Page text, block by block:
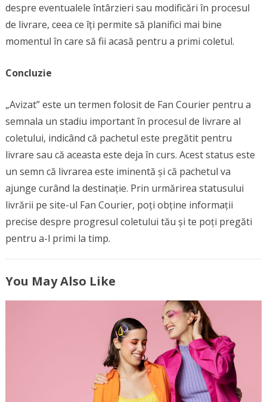
despre eventualele întârzieri sau modificări în procesul
de livrare, ceea ce îți permite să planifici mai bine
momentul în care să fii acasă pentru a primi coletul.
Concluzie
„Avizat” este un termen folosit de Fan Courier pentru a
semnala un stadiu important în procesul de livrare al
coletului, indicând că pachetul este pregătit pentru
livrare sau că aceasta este deja în curs. Acest status este
un semn că livrarea este iminentă și că pachetul va
ajunge curând la destinație. Prin urmărirea statusului
livrării pe site-ul Fan Courier, poți obține informații
precise despre progresul coletului tău și te poți pregăti
pentru a-l primi la timp.
You May Also Like